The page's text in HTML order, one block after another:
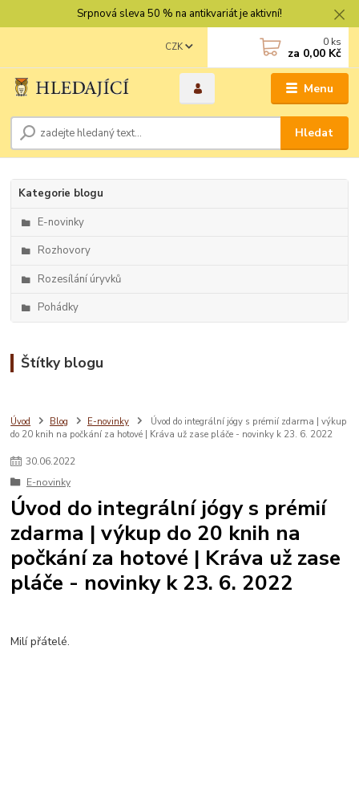
Srpnová sleva 50 % na antikvariát je aktivní!
Menu
CZK
Hledat
0 ks
za 0,00 Kč
Kategorie blogu
E-novinky
Rozhovory
Rozesílání úryvků
Pohádky
Štítky blogu
Úvod Blog E-novinky
Úvod do integrální jógy s prémií zdarma | výkup
do 20 knih na počkání za hotové | Kráva už zase pláče - novinky k 23. 6. 2022
30.06.2022
E-novinky
Úvod do integrální jógy s prémií
zdarma | výkup do 20 knih na
počkání za hotové | Kráva už zase
pláče - novinky k 23. 6. 2022
Milí přátelé.